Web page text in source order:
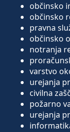
občinsko
občinsko
pravna
občinsko
notranja
varstvo
urejanja
civilna
požarno
urejanja